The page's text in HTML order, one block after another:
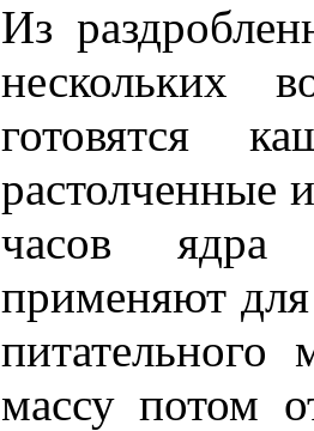
Из
нескольких
готовятся
растолченные
часов ядра
применяют
массу потом